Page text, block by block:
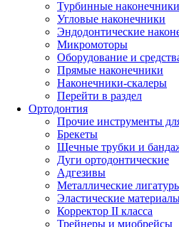
Турбинные наконечники
Угловые наконечники
Эндодонтические
Микромоторы
Оборудование и
Прямые наконечники
Наконечники-скалеры
Перейти в раздел
Ортодонтия
Прочие инструменты
Брекеты
Щечные трубки и
Дуги ортодонтические
Адгезивы
Металлические
Эластические
Корректор II класса
Трейнеры и миобрейсы